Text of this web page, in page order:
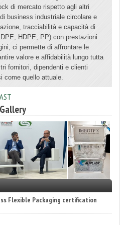
di mercato rispetto agli altri
business industriale circolare e
tracciabilità e capacità di
HDPE, PP) con prestazioni
ci permette di affrontare le
valore e affidabilità lungo tutta
fornitori, dipendenti e clienti
come quello attuale.
Gallery
Flexible Packaging certification